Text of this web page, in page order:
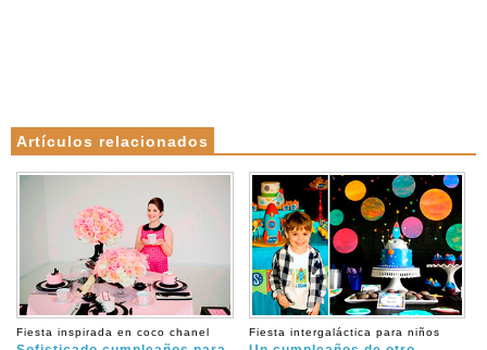
Artículos relacionados
Fiesta inspirada en coco chanel Fiesta intergaláctica para niños